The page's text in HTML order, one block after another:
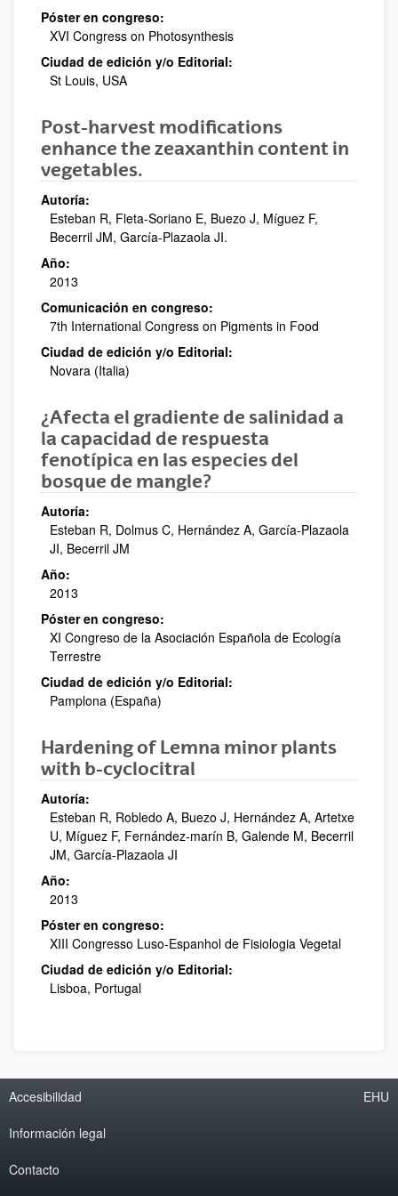
Póster en congreso:
XVI Congress on Photosynthesis
Ciudad de edición y/o Editorial:
St Louis, USA
Post-harvest modifications
enhance the zeaxanthin content in
vegetables.
Autoría:
Esteban R, Fleta-Soriano E, Buezo J, Míguez F,
Becerril JM, García-Plazaola JI.
Año:
2013
Comunicación en congreso:
7th International Congress on Pigments in Food
Ciudad de edición y/o Editorial:
Novara (Italia)
¿Afecta el gradiente de salinidad a
la capacidad de respuesta
fenotípica en las especies del
bosque de mangle?
Autoría:
Esteban R, Dolmus C, Hernández A, García-Plazaola
JI, Becerril JM
Año:
2013
Póster en congreso:
XI Congreso de la Asociación Española de Ecología
Terrestre
Ciudad de edición y/o Editorial:
Pamplona (España)
Hardening of Lemna minor plants
with b-cyclocitral
Autoría:
Esteban R, Robledo A, Buezo J, Hernández A, Artetxe
U, Míguez F, Fernández-marín B, Galende M, Becerril
JM, García-Plazaola JI
Año:
2013
Póster en congreso:
XIII Congresso Luso-Espanhol de Fisiologia Vegetal
Ciudad de edición y/o Editorial:
Lisboa, Portugal
Accesibilidad
Información legal
Contacto
EHU